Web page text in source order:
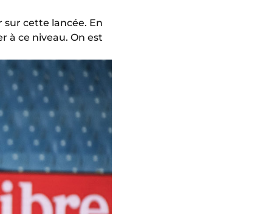
sur cette lancée. En
à ce niveau. On est